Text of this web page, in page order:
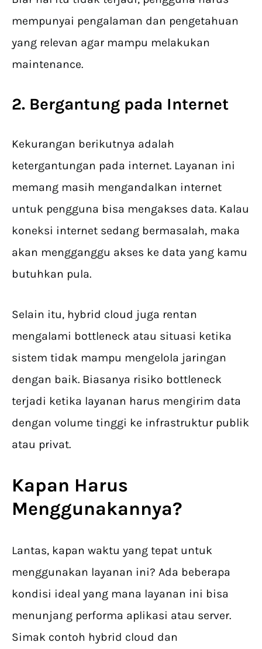
mempunyai pengalaman dan pengetahuan
yang relevan agar mampu melakukan
maintenance.
2. Bergantung pada Internet
Kekurangan berikutnya adalah
ketergantungan pada internet. Layanan ini
memang masih mengandalkan internet
untuk pengguna bisa mengakses data. Kalau
koneksi internet sedang bermasalah, maka
akan mengganggu akses ke data yang kamu
butuhkan pula.
Selain itu, hybrid cloud juga rentan
mengalami bottleneck atau situasi ketika
sistem tidak mampu mengelola jaringan
dengan baik. Biasanya risiko bottleneck
terjadi ketika layanan harus mengirim data
dengan volume tinggi ke infrastruktur publik
atau privat.
Kapan Harus
Menggunakannya?
Lantas, kapan waktu yang tepat untuk
menggunakan layanan ini? Ada beberapa
kondisi ideal yang mana layanan ini bisa
menunjang performa aplikasi atau server.
Simak contoh hybrid cloud dan